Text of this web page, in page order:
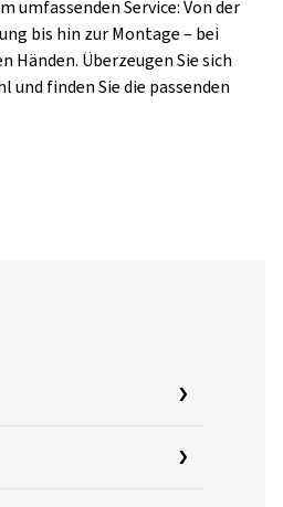
umfassenden Service: Von der
bis hin zur Montage – bei
Händen. Überzeugen Sie sich
und finden Sie die passenden